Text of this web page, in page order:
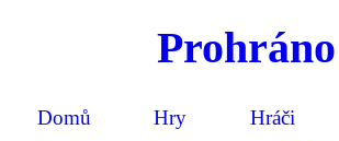
Prohráno
Domů Hry Hráči